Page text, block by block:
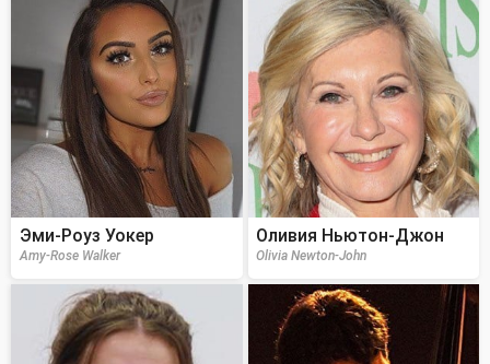
Эми-Роуз Уокер
Amy-Rose Walker
Оливия Ньютон-Джон
Olivia Newton-John